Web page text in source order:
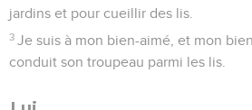
jardins et pour cueillir des lis.
3 Je suis à mon bien-aimé, et mon
conduit son troupeau parmi les lis.